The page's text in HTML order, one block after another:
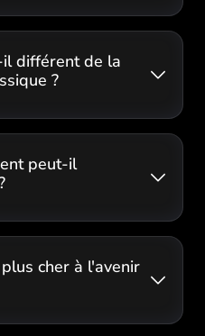
différent de la
?
peut-il
cher à l'avenir